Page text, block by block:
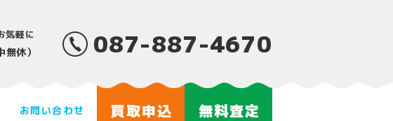
087-887-4670
気軽に
休）
お問い合わせ 買取申込 無料査定